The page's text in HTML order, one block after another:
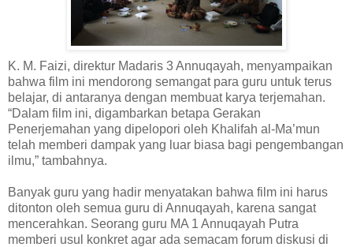
K. M. Faizi, direktur Madaris 3 Annuqayah, menyampaikan
bahwa film ini mendorong semangat para guru untuk terus
belajar, di antaranya dengan membuat karya terjemahan.
“Dalam film ini, digambarkan betapa Gerakan
Penerjemahan yang dipelopori oleh Khalifah al-Ma’mun
telah memberi dampak yang luar biasa bagi pengembangan
ilmu,” tambahnya.
Banyak guru yang hadir menyatakan bahwa film ini harus
ditonton oleh semua guru di Annuqayah, karena sangat
mencerahkan. Seorang guru MA 1 Annuqayah Putra
memberi usul konkret agar ada semacam forum diskusi di